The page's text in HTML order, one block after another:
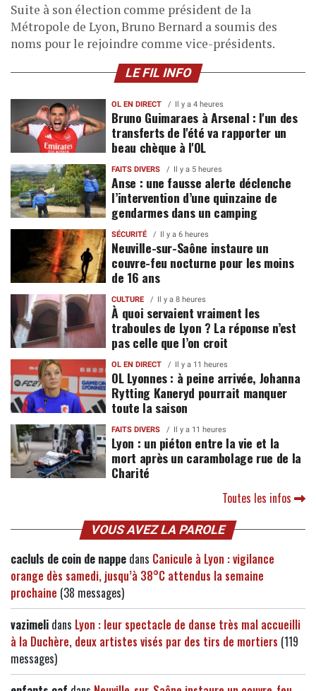
Suite à son élection comme président de la
Métropole de Lyon, Bruno Bernard a soumis des
noms pour le rejoindre comme vice-présidents.
LE FIL INFO
OL EN DIRECT Il y a 4 heures
Bruno Guimaraes à Arsenal : l'un des
transferts de l'été va rapporter un
beau chèque à l'OL
FAITS DIVERS Il y a 5 heures
Anse : une fausse alerte déclenche
l’intervention d’une quinzaine de
gendarmes dans un camping
SÉCURITÉ Il y a 6 heures
Neuville-sur-Saône instaure un
couvre-feu nocturne pour les moins
de 16 ans
CULTURE Il y a 8 heures
À quoi servaient vraiment les
traboules de Lyon ? La réponse n’est
pas celle que l’on croit
OL EN DIRECT Il y a 11 heures
OL Lyonnes : à peine arrivée, Johanna
Rytting Kaneryd pourrait manquer
toute la saison
FAITS DIVERS Il y a 11 heures
Lyon : un piéton entre la vie et la
mort après un carambolage rue de la
Charité
Toutes les infos
VOUS AVEZ LA PAROLE
cacluls de coin de nappe dans Canicule à Lyon : vigilance
orange dès samedi, jusqu’à 38°C attendus la semaine
prochaine (38 messages)
vazimeli dans Lyon : leur spectacle de danse très mal accueilli
à la Duchère, deux artistes visés par des tirs de mortiers (119
messages)